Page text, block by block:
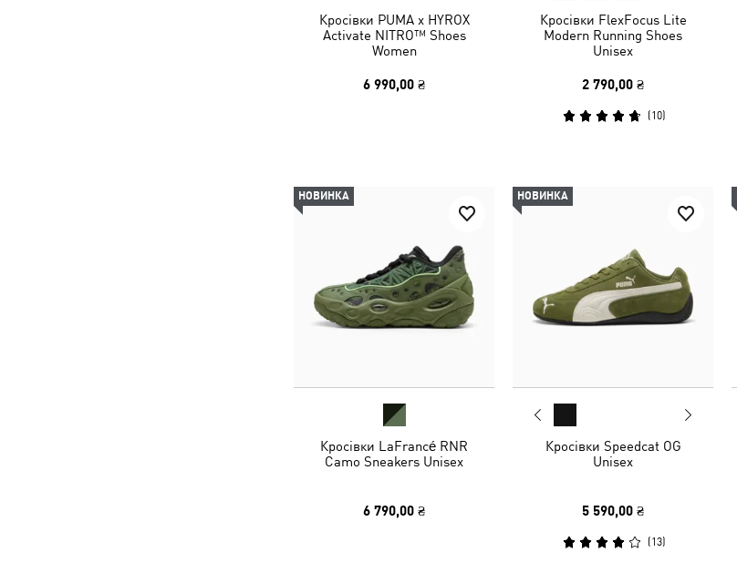
Кросівки PUMA x HYROX
Activate NITRO™ Shoes
Women
6 990,00 ₴
Кросівки FlexFocus Lite
Modern Running Shoes
Unisex
2 790,00 ₴
(10)
НОВИНКА
Кросівки LaFrancé RNR
Camo Sneakers Unisex
6 790,00 ₴
НОВИНКА
Кросівки Speedcat OG
Unisex
5 590,00 ₴
(13)